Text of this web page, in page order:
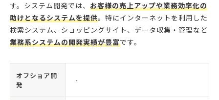
す。システム開発では、 お客様の売上アップや業務効率化の
助けとなるシステムを提供。特にインターネットを利用した
検索システム、ショッピングサイト、データ収集・管理など
業務系システムの開発実績が豊富です。
オフショア開
発
-